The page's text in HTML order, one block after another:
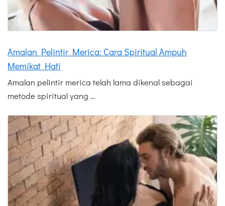
Amalan Pelintir Merica: Cara Spiritual Ampuh
Memikat Hati
Amalan pelintir merica telah lama dikenal sebagai
metode spiritual yang …